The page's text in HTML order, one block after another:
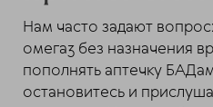
Нам часто задают
омега3 без назначения
пополнять аптечку
остановитесь и